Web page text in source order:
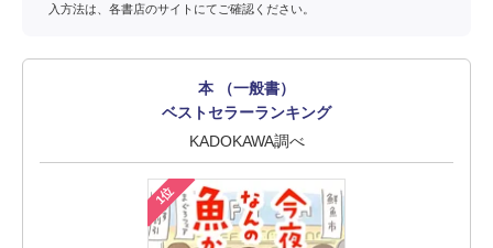
入方法は、各書店のサイトにてご確認ください。
本 （一般書）
ベストセラーランキング
KADOKAWA調べ
1位